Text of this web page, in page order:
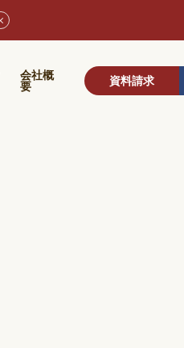
会社概
要 資料請求